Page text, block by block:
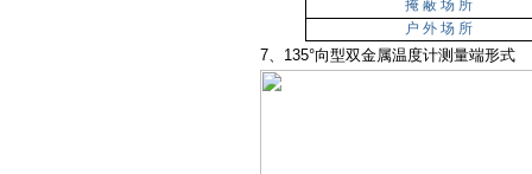
掩 蔽 场 所
户 外 场 所
7、135°向型双金属温度计测量端形式